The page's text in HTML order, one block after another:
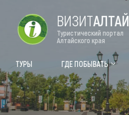
Форум VISIT ALTAI
Туры
ВИЗИТАЛТАЙ
Туристический портал
Алтайского края
ТУРЫ ГДЕ ПОБЫВАТЬ